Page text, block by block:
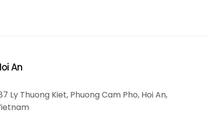
An
Ly Thuong Kiet, Phuong Cam Pho, Hoi An,